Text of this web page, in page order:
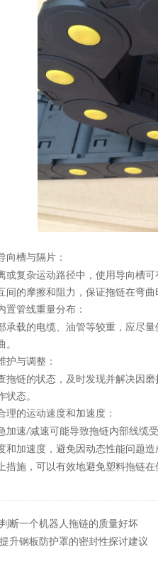
向槽与隔片：
或复杂运动路径中，使用导向槽
间的摩擦和阻力，保证拖链在弯曲
置管线重量分布：
承载的电缆、油管等较重，应尽
。
护与调整：
拖链的状态，及时发现并解决因
状态。
理的运动速度和加速度：
加速/减速可能导致拖链内部线缆
和加速度，避免因动态性能问题造
措施，可以有效地避免塑料拖链在
断一个机器人拖链的质量好坏
升钢板防护罩的密封性探讨建议